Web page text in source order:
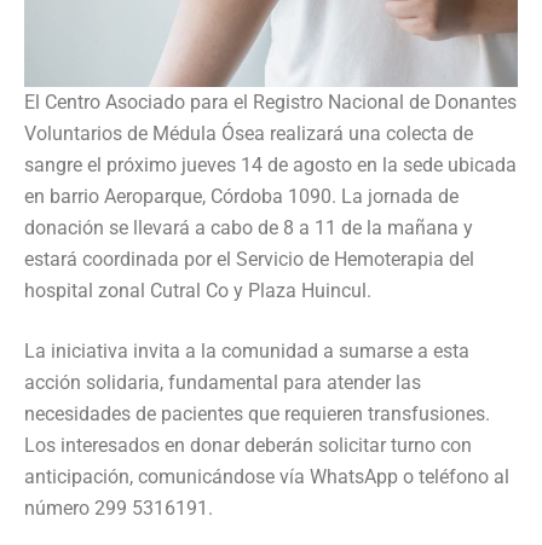
El Centro Asociado para el Registro Nacional de Donantes
Voluntarios de Médula Ósea realizará una colecta de
sangre el próximo jueves 14 de agosto en la sede ubicada
en barrio Aeroparque, Córdoba 1090. La jornada de
donación se llevará a cabo de 8 a 11 de la mañana y
estará coordinada por el Servicio de Hemoterapia del
hospital zonal Cutral Co y Plaza Huincul.
La iniciativa invita a la comunidad a sumarse a esta
acción solidaria, fundamental para atender las
necesidades de pacientes que requieren transfusiones.
Los interesados en donar deberán solicitar turno con
anticipación, comunicándose vía WhatsApp o teléfono al
número 299 5316191.